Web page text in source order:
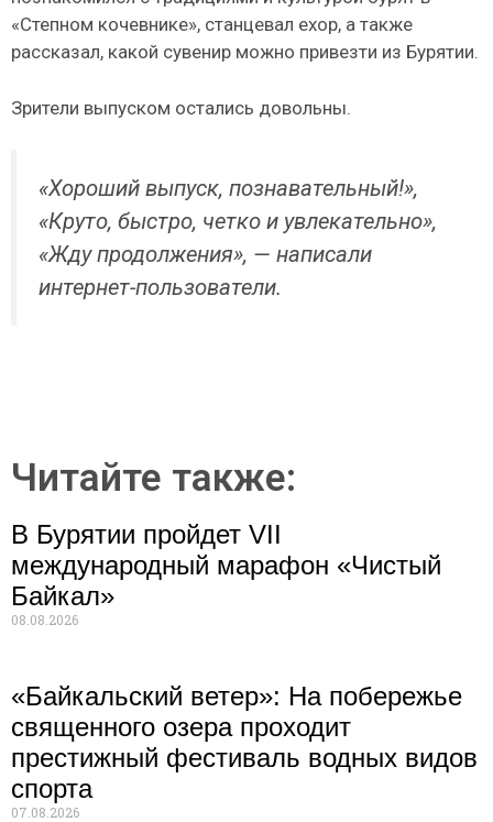
«Степном кочевнике», станцевал ехор, а также
рассказал, какой сувенир можно привезти из Бурятии.
Зрители выпуском остались довольны.
«Хороший выпуск, познавательный!»,
«Круто, быстро, четко и увлекательно»,
«Жду продолжения», — написали
интернет-пользователи.
Читайте также:
В Бурятии пройдет VII
международный марафон «Чистый
Байкал»
08.08.2026
«Байкальский ветер»: На побережье
священного озера проходит
престижный фестиваль водных видов
спорта
07.08.2026